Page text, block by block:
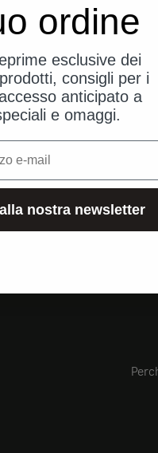
ordine
esclusive dei
consigli per i
anticipato a
e omaggi.
nostra newsletter